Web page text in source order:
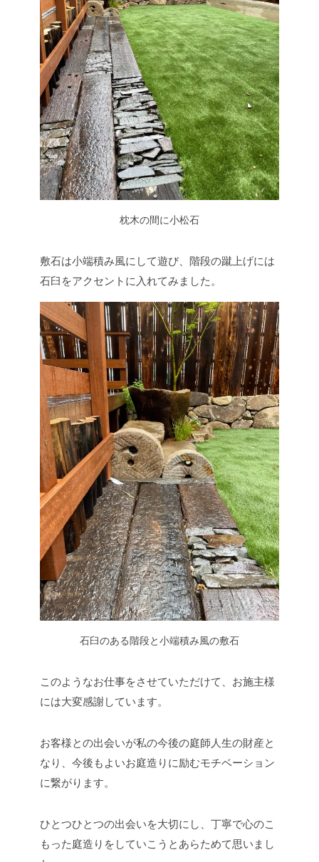
枕木の間に小松石
敷石は小端積み風にして遊び、階段の蹴上げには
石臼をアクセントに入れてみました。
石臼のある階段と小端積み風の敷石
このようなお仕事をさせていただけて、お施主様
には大変感謝しています。
お客様との出会いが私の今後の庭師人生の財産と
なり、今後もよいお庭造りに励むモチベーション
に繋がります。
ひとつひとつの出会いを大切にし、丁寧で心のこ
もった庭造りをしていこうとあらためて思いまし